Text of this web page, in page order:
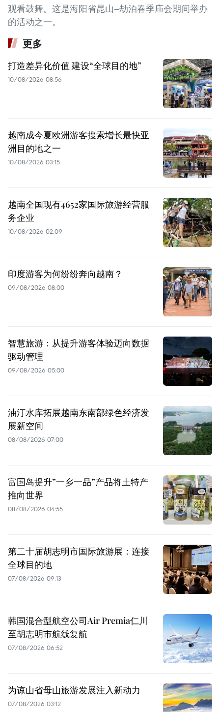
观看鼓舞。这是海阳省昆山—劫泊春季庙会期间举办
的活动之一。
更多
打造差异化价值 建设“全球目的地”
10/08/2026 08:56
越南成今夏欧洲游客搜索增长最快亚
洲目的地之一
10/08/2026 03:15
越南全国现有4652家国际旅游经营服
务企业
10/08/2026 02:09
印度游客为何纷纷奔向越南？
09/08/2026 08:00
智慧旅游：从提升游客体验迈向数据
驱动管理
09/08/2026 05:00
油汀水库拓展越南东南部绿色经济发
展新空间
08/08/2026 07:00
富国岛提升”一乡一品”产品将土特产
推向世界
08/08/2026 04:55
第二十届胡志明市国际旅游展：连接
全球目的地
07/08/2026 09:13
韩国混合型航空公司Air Premia仁川
至胡志明市航线复航
07/08/2026 06:52
为谅山省母山旅游发展注入新动力
07/08/2026 03:12